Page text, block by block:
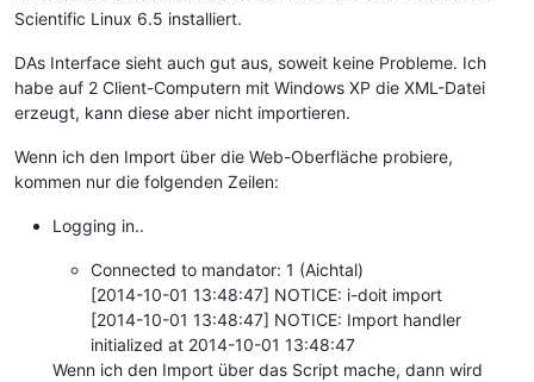
Scientific Linux 6.5 installiert.
DAs Interface sieht auch gut aus, soweit keine Probleme. Ich
habe auf 2 Client-Computern mit Windows XP die XML-Datei
erzeugt, kann diese aber nicht importieren.
Wenn ich den Import über die Web-Oberfläche probiere,
kommen nur die folgenden Zeilen:
Logging in..
Connected to mandator: 1 (Aichtal)
[2014-10-01 13:48:47] NOTICE: i-doit import
[2014-10-01 13:48:47] NOTICE: Import handler
initialized at 2014-10-01 13:48:47
Wenn ich den Import über das Script mache, dann wird